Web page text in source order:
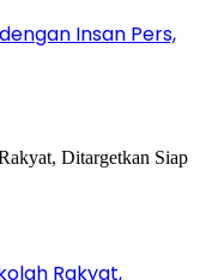
Insan Pers,
Rakyat,